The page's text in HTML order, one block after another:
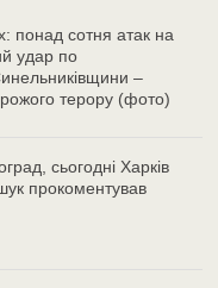
понад сотня атак на
удар по
–
терору (фото)
сьогодні Харків
прокоментував